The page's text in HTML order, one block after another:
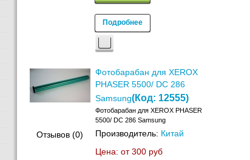
Подробнее
Отзывов (0)
Фотобарабан для XEROX
PHASER 5500/ DC 286
Samsung(Код: 12555)
Фотобарабан для XEROX PHASER
5500/ DC 286 Samsung
Производитель: Китай
Цена: от 300 руб